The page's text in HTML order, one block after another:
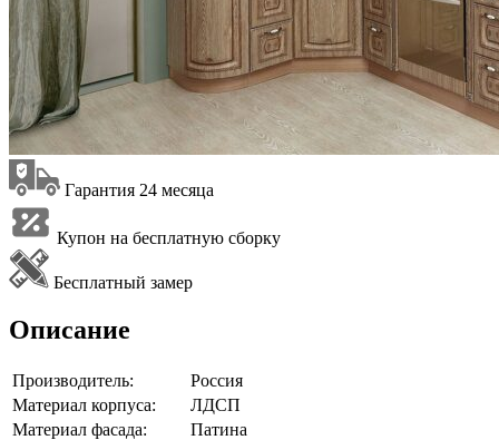
Гарантия 24 месяца
Купон на бесплатную сборку
Бесплатный замер
Описание
Производитель:
Россия
Материал корпуса:
ЛДСП
Материал фасада:
Патина